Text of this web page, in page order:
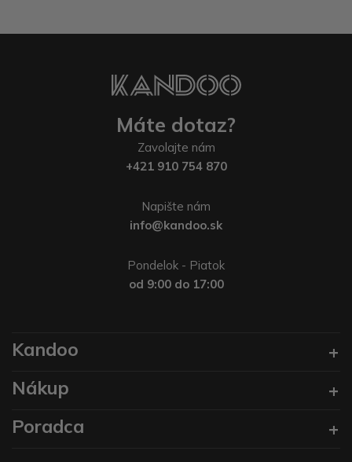
Máte dotaz?
Zavolajte nám
+421 910 754 870
Napište nám
info@kandoo.sk
Pondelok - Piatok
od 9:00 do 17:00
Kandoo
Nákup
Poradca